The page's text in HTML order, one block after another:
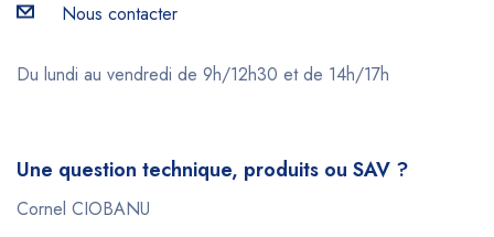
Nous contacter
Du lundi au vendredi de 9h/12h30 et de 14h/17h
Une question technique, produits ou SAV ?
Cornel CIOBANU